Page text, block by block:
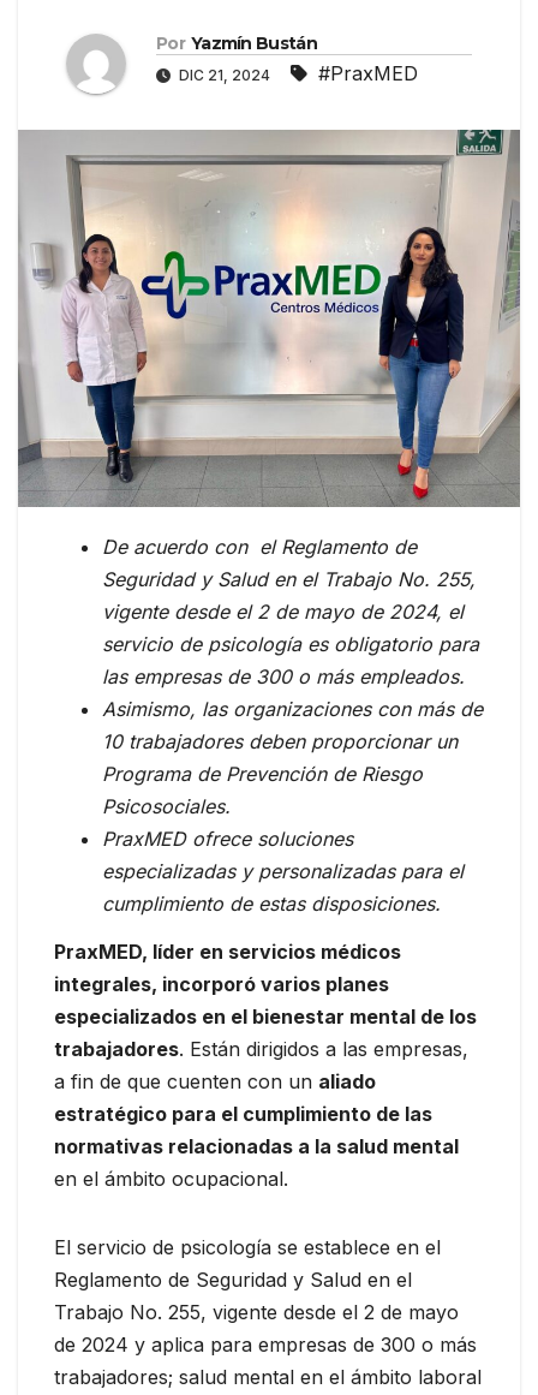
Por Yazmín Bustán
DIC 21, 2024 #PraxMED
De acuerdo con el Reglamento de
Seguridad y Salud en el Trabajo No. 255,
vigente desde el 2 de mayo de 2024, el
servicio de psicología es obligatorio para
las empresas de 300 o más empleados.
Asimismo, las organizaciones con más de
10 trabajadores deben proporcionar un
Programa de Prevención de Riesgo
Psicosociales.
PraxMED ofrece soluciones
especializadas y personalizadas para el
cumplimiento de estas disposiciones.
PraxMED, líder en servicios médicos
integrales, incorporó varios planes
especializados en el bienestar mental de los
trabajadores. Están dirigidos a las empresas,
a fin de que cuenten con un aliado
estratégico para el cumplimiento de las
normativas relacionadas a la salud mental
en el ámbito ocupacional.
El servicio de psicología se establece en el
Reglamento de Seguridad y Salud en el
Trabajo No. 255, vigente desde el 2 de mayo
de 2024 y aplica para empresas de 300 o más
trabajadores; salud mental en el ámbito laboral